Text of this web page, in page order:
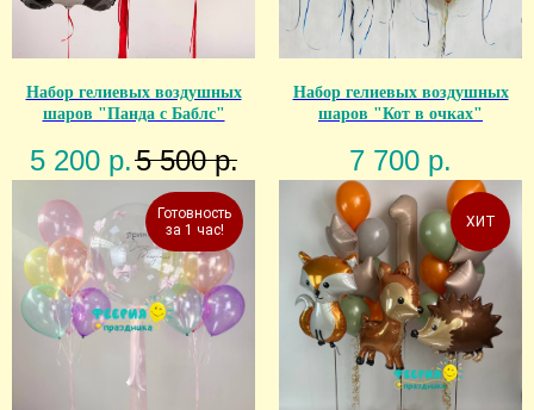
Набор гелиевых воздушных
шаров "Панда с Баблс"
5 200 р.5 500 р.
Набор гелиевых воздушных
шаров "Кот в очках"
7 700 р.
Готовность
за 1 час!
ХИТ